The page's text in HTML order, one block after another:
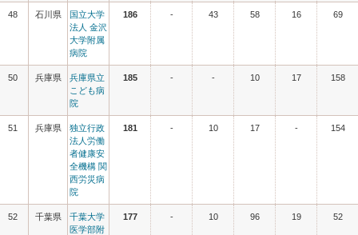
48 石川県
国立大学
法人 金沢
大学附属
病院
186 - 43 58 16 69
50 兵庫県
兵庫県立
こども病
院
185 - - 10 17 158
51 兵庫県
独立行政
法人労働
者健康安
全機構 関
西労災病
院
181 - 10 17 - 154
52 千葉県
千葉大学
医学部附
177 - 10 96 19 52